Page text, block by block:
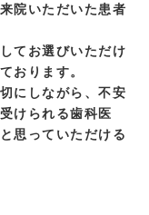
院いただいた患者
てお選びいただけ
おります。
にしながら、不安
けられる歯科医
思っていただける